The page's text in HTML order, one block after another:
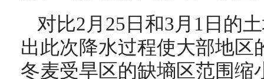
对比2月25日和3月1日的
出此次降水过程使大部地区
冬麦受旱区的缺墒区范围缩